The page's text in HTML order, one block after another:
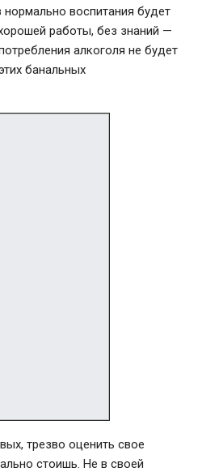
воспитания будет
работы, без знаний —
алкоголя не будет
банальных
трезво оценить свое
стоишь. Не в своей